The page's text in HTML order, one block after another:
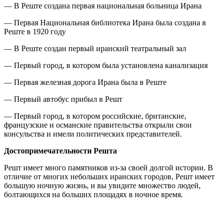
— В Реште создана первая национальная больница Ирана
— Первая Национальная библиотека Ирана была создана в
Реште в 1920 году
— В Реште создан первый иранский театральный зал
— Первый город, в котором была установлена канализация
— Первая железная дорога Ирана была в Реште
— Первый автобус прибыл в Решт
— Первый город, в котором российские, британские,
французские и османские правительства открыли свои
консульства и имели политических представителей.
Достопримечательности Решта
Решт имеет много памятников из-за своей долгой истории. В
отличие от многих небольших иранских городов, Решт имеет
большую ночную жизнь, и вы увидите множество людей,
болтающихся на больших площадях в ночное время.